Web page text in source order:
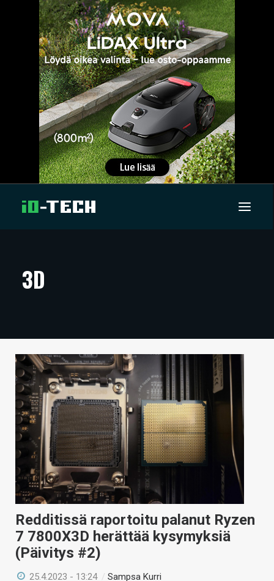
ARTIKKELIT
TECHBBS
TIETOA
HINTA.FI
KAUPPA
VAIHDA TEEMA
HAKU
3D
Redditissä raportoitu palanut Ryzen
7 7800X3D herättää kysymyksiä
(Päivitys #2)
25.4.2023 - 13:24 /Sampsa Kurri